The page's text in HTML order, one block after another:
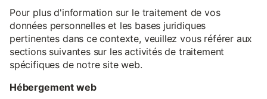
Pour plus d'information sur le traitement de vos
données personnelles et les bases juridiques
pertinentes dans ce contexte, veuillez vous référer aux
sections suivantes sur les activités de traitement
spécifiques de notre site web.
Hébergement web